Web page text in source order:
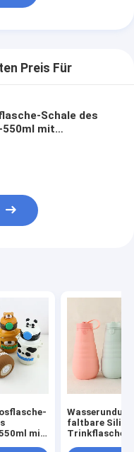
Preis Für
Schale des
550ml mit
mit
faltbare
Trinkflasche